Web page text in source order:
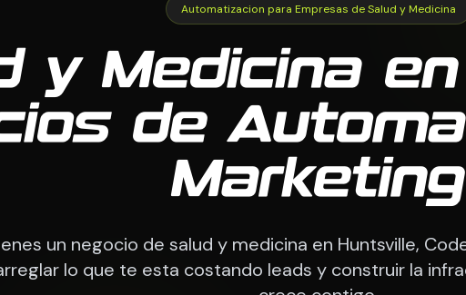
Automatizacion para Empresas de Salud y Medicina
y Medicina
de
Marketing
un negocio de salud y medicina en Huntsville,
lo que te esta costando leads y construir la